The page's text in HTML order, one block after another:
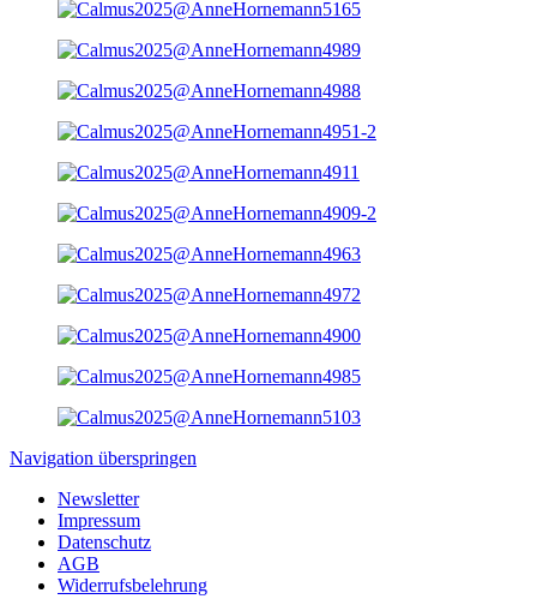
Navigation überspringen
Newsletter
Impressum
Datenschutz
AGB
Widerrufsbelehrung